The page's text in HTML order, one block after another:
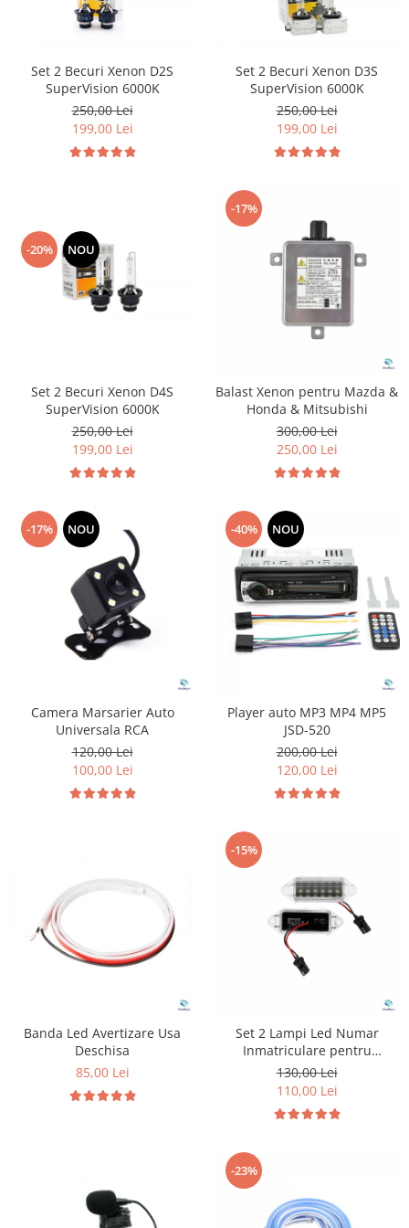
Volkswagen
Dopuri anulare clapete admisie
Valve PCV
Kit reparatie faruri
Adaptoare auxiliare
Produse cu discount de pana la
Set 2 Becuri Xenon D2S
SuperVision 6000K
250,00 Lei
199,00 Lei
Set 2 Becuri Xenon D3S
SuperVision 6000K
250,00 Lei
199,00 Lei
-20% NOU
Set 2 Becuri Xenon D4S
SuperVision 6000K
250,00 Lei
199,00 Lei
-17%
Balast Xenon pentru Mazda &
Honda & Mitsubishi
300,00 Lei
250,00 Lei
-17% NOU
Camera Marsarier Auto
Universala RCA
120,00 Lei
100,00 Lei
-40% NOU
Player auto MP3 MP4 MP5
JSD-520
200,00 Lei
120,00 Lei
Banda Led Avertizare Usa
Deschisa
85,00 Lei
-15%
Set 2 Lampi Led Numar
Inmatriculare pentru
Mitsubishi Lancer
130,00 Lei
110,00 Lei
-23%